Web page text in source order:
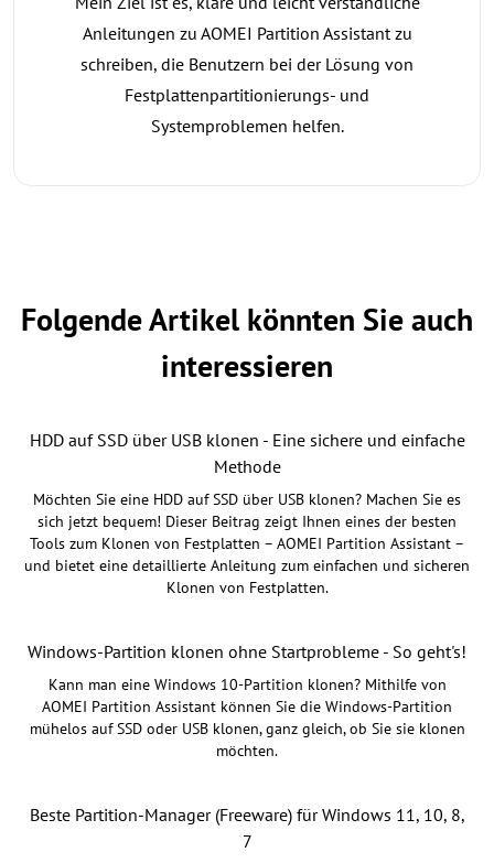
Anleitungen zu AOMEI Partition Assistant zu
schreiben, die Benutzern bei der Lösung von
Festplattenpartitionierungs- und
Systemproblemen helfen.
Folgende Artikel könnten Sie auch
interessieren
HDD auf SSD über USB klonen - Eine sichere und einfache
Methode
Möchten Sie eine HDD auf SSD über USB klonen? Machen Sie es
sich jetzt bequem! Dieser Beitrag zeigt Ihnen eines der besten
Tools zum Klonen von Festplatten – AOMEI Partition Assistant –
und bietet eine detaillierte Anleitung zum einfachen und sicheren
Klonen von Festplatten.
Windows-Partition klonen ohne Startprobleme - So geht's!
Kann man eine Windows 10-Partition klonen? Mithilfe von
AOMEI Partition Assistant können Sie die Windows-Partition
mühelos auf SSD oder USB klonen, ganz gleich, ob Sie sie klonen
möchten.
Beste Partition-Manager (Freeware) für Windows 11, 10, 8,
7